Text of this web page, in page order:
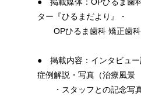
● 掲載媒体：OPひるま歯
ター『ひるまだより』・
OPひるま歯科 矯正歯科
● 掲載内容：インタビュー
症例解説・写真（治療風景
・スタッフとの記念写真